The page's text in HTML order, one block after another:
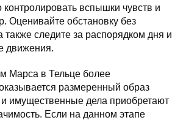
контролировать вспышки чувств и
Оценивайте обстановку без
также следите за распорядком дня и
движения.
Марса в Тельце более
размеренный образ
имущественные дела приобретают
Если на данном этапе